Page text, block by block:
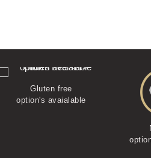
Gluten free
option's avaialable